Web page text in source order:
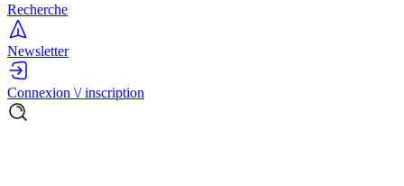
Recherche
Newsletter
Connexion \/ inscription